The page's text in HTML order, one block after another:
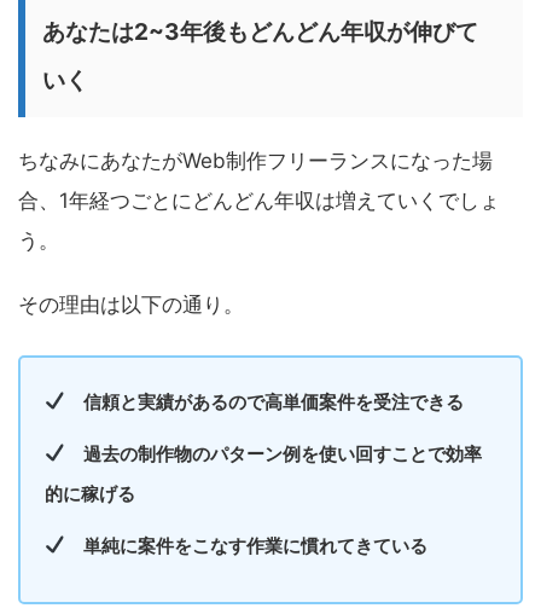
あなたは2~3年後もどんどん年収が伸びて
いく
ちなみにあなたがWeb制作フリーランスになった場
合、1年経つごとにどんどん年収は増えていくでしょ
う。
その理由は以下の通り。
信頼と実績があるので高単価案件を受注できる
過去の制作物のパターン例を使い回すことで効率
的に稼げる
単純に案件をこなす作業に慣れてきている